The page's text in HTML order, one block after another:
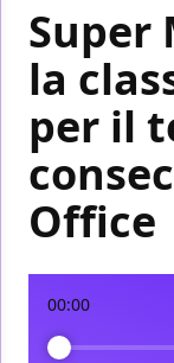
Super
la
per il
Office
00:00